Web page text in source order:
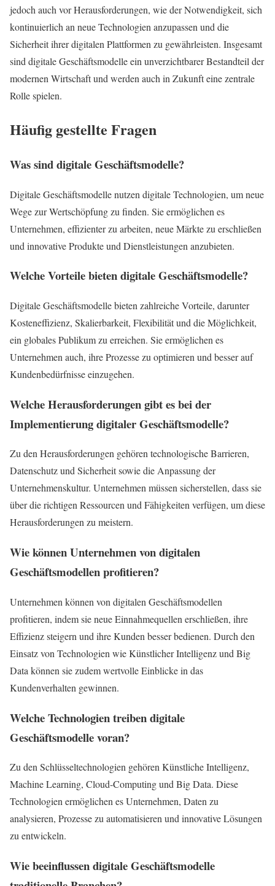
jedoch auch vor Herausforderungen, wie der Notwendigkeit, sich
kontinuierlich an neue Technologien anzupassen und die
Sicherheit ihrer digitalen Plattformen zu gewährleisten. Insgesamt
sind digitale Geschäftsmodelle ein unverzichtbarer Bestandteil der
modernen Wirtschaft und werden auch in Zukunft eine zentrale
Rolle spielen.
Häufig gestellte Fragen
Was sind digitale Geschäftsmodelle?
Digitale Geschäftsmodelle nutzen digitale Technologien, um neue
Wege zur Wertschöpfung zu finden. Sie ermöglichen es
Unternehmen, effizienter zu arbeiten, neue Märkte zu erschließen
und innovative Produkte und Dienstleistungen anzubieten.
Welche Vorteile bieten digitale Geschäftsmodelle?
Digitale Geschäftsmodelle bieten zahlreiche Vorteile, darunter
Kosteneffizienz, Skalierbarkeit, Flexibilität und die Möglichkeit,
ein globales Publikum zu erreichen. Sie ermöglichen es
Unternehmen auch, ihre Prozesse zu optimieren und besser auf
Kundenbedürfnisse einzugehen.
Welche Herausforderungen gibt es bei der
Implementierung digitaler Geschäftsmodelle?
Zu den Herausforderungen gehören technologische Barrieren,
Datenschutz und Sicherheit sowie die Anpassung der
Unternehmenskultur. Unternehmen müssen sicherstellen, dass sie
über die richtigen Ressourcen und Fähigkeiten verfügen, um diese
Herausforderungen zu meistern.
Wie können Unternehmen von digitalen
Geschäftsmodellen profitieren?
Unternehmen können von digitalen Geschäftsmodellen
profitieren, indem sie neue Einnahmequellen erschließen, ihre
Effizienz steigern und ihre Kunden besser bedienen. Durch den
Einsatz von Technologien wie Künstlicher Intelligenz und Big
Data können sie zudem wertvolle Einblicke in das
Kundenverhalten gewinnen.
Welche Technologien treiben digitale
Geschäftsmodelle voran?
Zu den Schlüsseltechnologien gehören Künstliche Intelligenz,
Machine Learning, Cloud-Computing und Big Data. Diese
Technologien ermöglichen es Unternehmen, Daten zu
analysieren, Prozesse zu automatisieren und innovative Lösungen
zu entwickeln.
Wie beeinflussen digitale Geschäftsmodelle